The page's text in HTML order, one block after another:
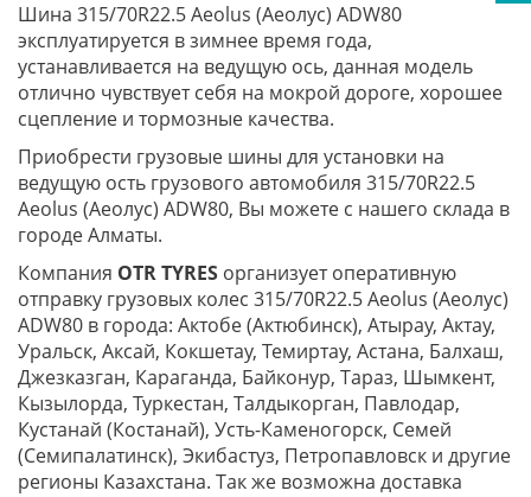
Шина 315/70R22.5 Aeolus (Аеолус) ADW80
эксплуатируется в зимнее время года,
устанавливается на ведущую ось, данная модель
отлично чувствует себя на мокрой дороге, хорошее
сцепление и тормозные качества.
Приобрести грузовые шины для установки на
ведущую ость грузового автомобиля 315/70R22.5
Aeolus (Аеолус) ADW80, Вы можете с нашего склада в
городе Алматы.
Компания OTR TYRES организует оперативную
отправку грузовых колес 315/70R22.5 Aeolus (Аеолус)
ADW80 в города: Актобе (Актюбинск), Атырау, Актау,
Уральск, Аксай, Кокшетау, Темиртау, Астана, Балхаш,
Джезказган, Караганда, Байконур, Тараз, Шымкент,
Кызылорда, Туркестан, Талдыкорган, Павлодар,
Кустанай (Костанай), Усть-Каменогорск, Семей
(Семипалатинск), Экибастуз, Петропавловск и другие
регионы Казахстана. Так же возможна доставка